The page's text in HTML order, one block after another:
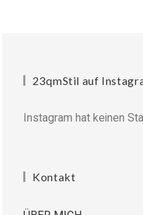
23qmStil auf
Instagram hat keinen
Kontakt